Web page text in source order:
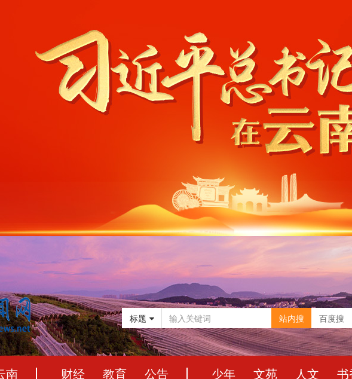
标题 站内搜 百度搜
南
财经 教育
公告
少年 文苑 人文 书